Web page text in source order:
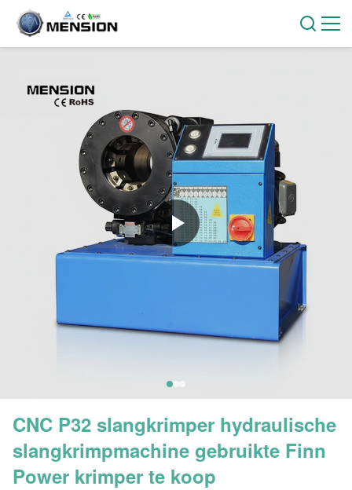
CNC P32 slangkrimper hydraulische
slangkrimpmachine gebruikte Finn
Power krimper te koop